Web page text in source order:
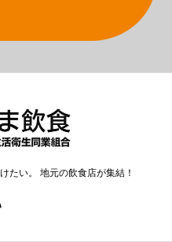
たい。 地元の飲食店が集結！